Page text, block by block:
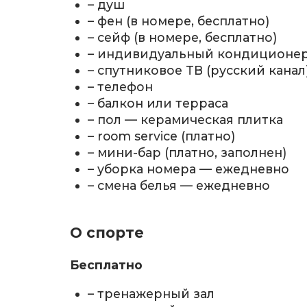
– душ
– фен (в номере, бесплатно)
– сейф (в номере, бесплатно)
– индивидуальный
– спутниковое TВ (русский
– телефон
– балкон или терраса
– пол — керамическая плитка
– room service (платно)
– мини-бар (платно, заполнен)
– уборка номера — ежедневно
– смена белья — ежедневно
О спорте
Бесплатно
– тренажерный зал